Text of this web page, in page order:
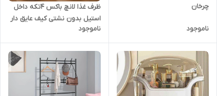
چرخان
ناموجود
ظرف غذا لانچ باکس ۴تکه داخل
استیل بدون نشتی کیف عایق دار
ناموجود